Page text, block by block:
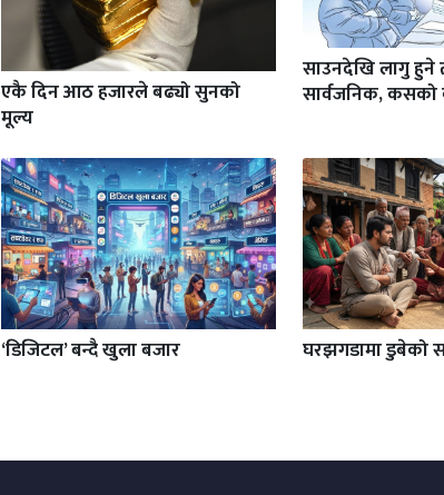
एकै दिन आठ हजारले बढ्यो सुनको
मूल्य
साउनदेखि लागु हुने
सार्वजनिक, कसको
‘डिजिटल’ बन्दै खुला बजार घरझगडामा डुबेको